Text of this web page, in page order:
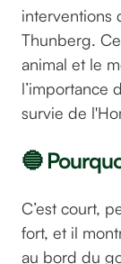
interventions
Thunberg.
animal et le
l’importance
survie de
🔵
C’est court,
fort, et il
au bord du